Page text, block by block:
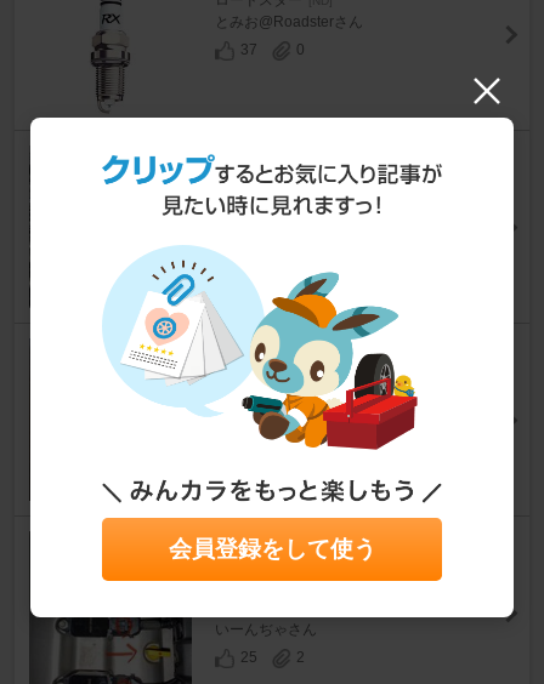
とみお@Roadsterさん
37
0
イグニッションコイルとスパー
クプラグを交換しました
28
プラグ交換
ロードスター [ND]
ドアラ2021さん
0
イグニッションコイルの交換手
いーんぢゃさん
25
2
会員登録をして使う